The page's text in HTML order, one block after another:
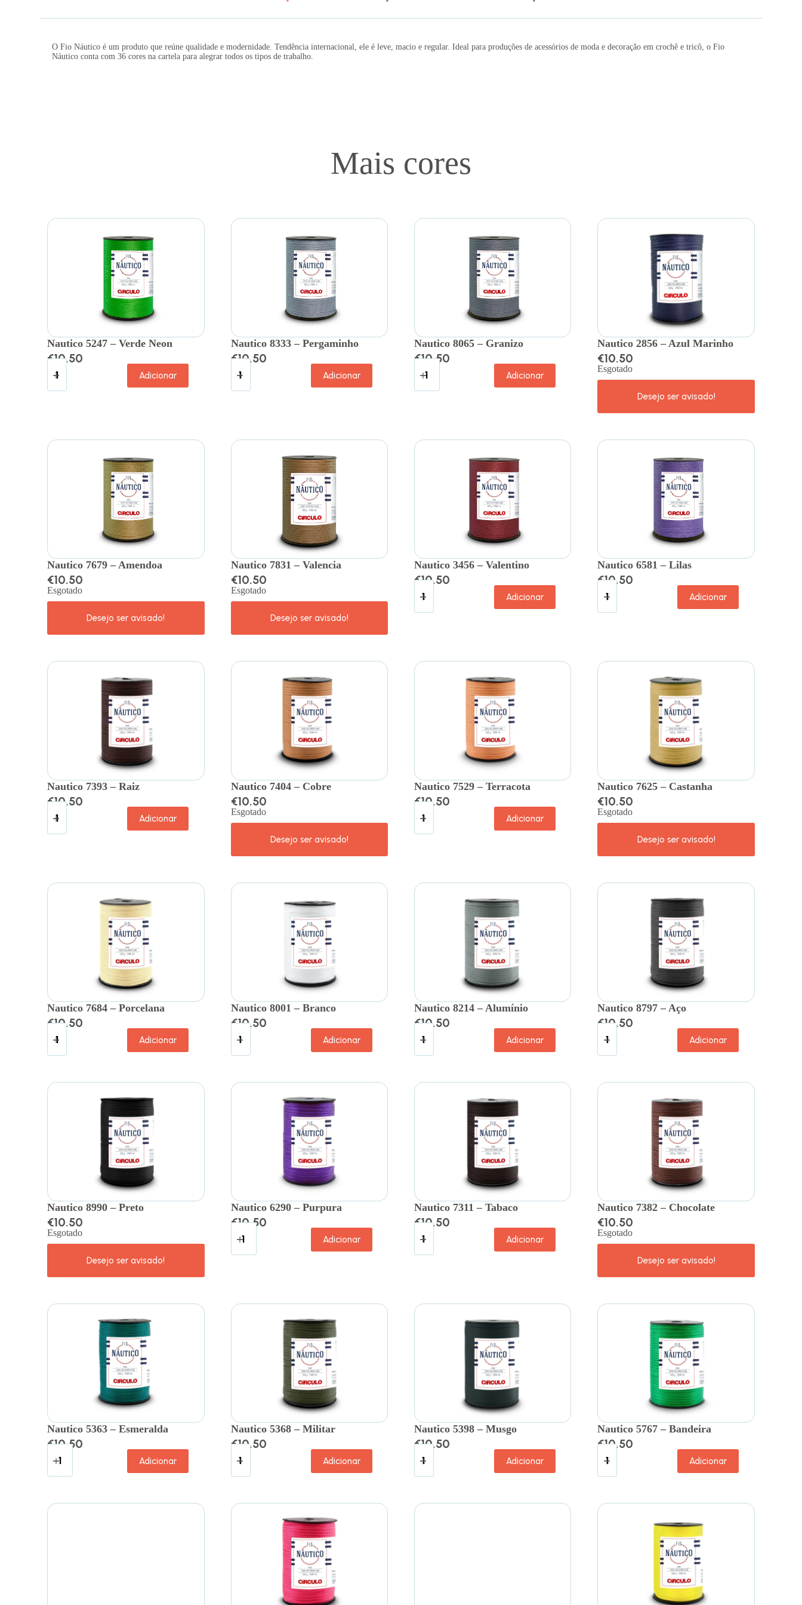
O Fio Náutico é um produto que reúne qualidade e modernidade. Tendência internacional, ele é leve, macio e regular. Ideal para produções de acessórios de moda e decoração em crochê e tricô, o Fio
Náutico conta com 36 cores na cartela para alegrar todos os tipos de trabalho.
Mais cores
Nautico 5247 – Verde Neon
€10.50
Adicionar
Nautico 8333 – Pergaminho
€10.50
Adicionar
Nautico 8065 – Granizo
€10.50
Adicionar
Nautico 2856 – Azul Marinho
€10.50
Esgotado
Nautico 7679 – Amendoa
€10.50
Esgotado
Nautico 7831 – Valencia
€10.50
Esgotado
Nautico 3456 – Valentino
€10.50
Adicionar
Nautico 6581 – Lilas
€10.50
Adicionar
Nautico 7393 – Raiz
€10.50
Adicionar
Nautico 7404 – Cobre
€10.50
Esgotado
Nautico 7529 – Terracota
€10.50
Adicionar
Nautico 7625 – Castanha
€10.50
Esgotado
Nautico 7684 – Porcelana
€10.50
Adicionar
Nautico 8001 – Branco
€10.50
Adicionar
Nautico 8214 – Alumínio
€10.50
Adicionar
Nautico 8797 – Aço
€10.50
Adicionar
Nautico 8990 – Preto
€10.50
Esgotado
Nautico 6290 – Purpura
€10.50
Adicionar
Nautico 7311 – Tabaco
€10.50
Adicionar
Nautico 7382 – Chocolate
€10.50
Esgotado
Nautico 5363 – Esmeralda
€10.50
Adicionar
Nautico 5368 – Militar
€10.50
Adicionar
Nautico 5398 – Musgo
€10.50
Adicionar
Nautico 5767 – Bandeira
€10.50
Adicionar